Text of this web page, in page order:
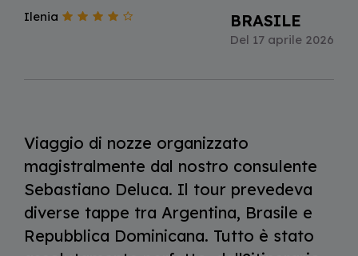
Ilenia BRASILE
Del 17 aprile 2026
Viaggio di nozze organizzato
magistralmente dal nostro consulente
Sebastiano Deluca. Il tour prevedeva
diverse tappe tra Argentina, Brasile e
Repubblica Dominicana. Tutto è stato